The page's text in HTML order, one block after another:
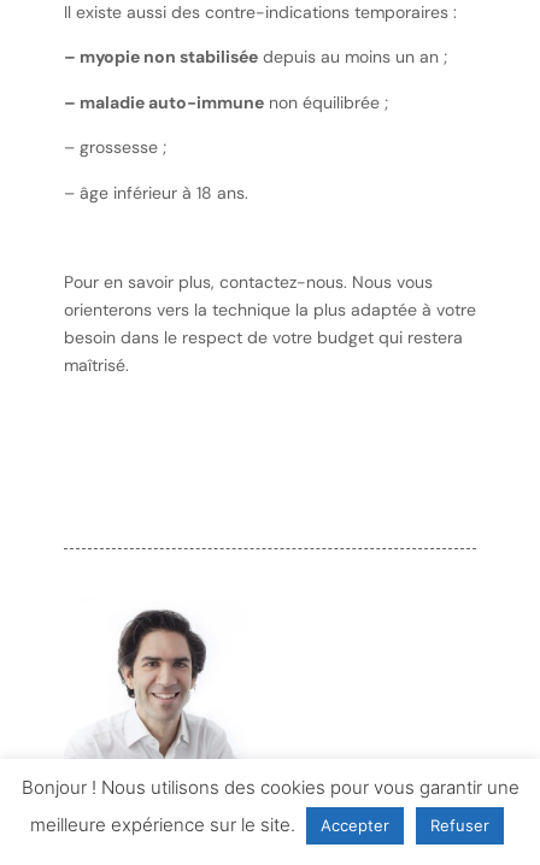
Il existe aussi des contre-indications temporaires :
– myopie non stabiliséedepuis au moins un an ;
– maladie auto-immunenon équilibrée ;
– grossesse ;
– âge inférieur à 18 ans.
Pour en savoir plus, contactez-nous. Nous vous
orienterons vers la technique la plus adaptée à votre
besoin dans le respect de votre budget qui restera
maîtrisé.
Dr Stéphane de Buren
Bonjour ! Nous utilisons des cookies pour vous garantir une
meilleure expérience sur le site.
Accepter Refuser